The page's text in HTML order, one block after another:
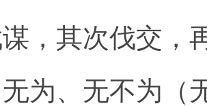
谋，其次伐交，
为、无不为（